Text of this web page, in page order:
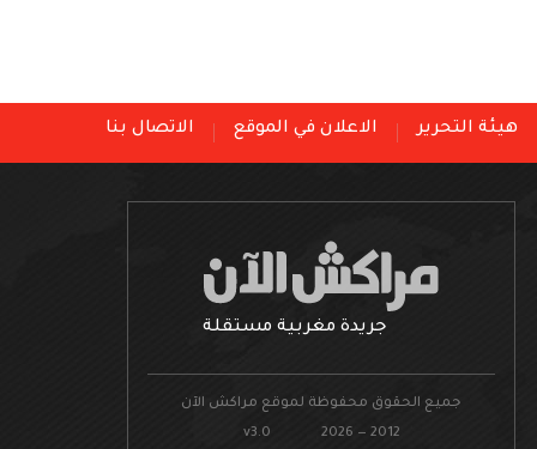
هيئة التحرير الاعلان في الموقع الاتصال بنا
جريدة مغربية مستقلة
جميع الحقوق محفوظة لموقع مراكش الآن
v3.0 2026 — 2012